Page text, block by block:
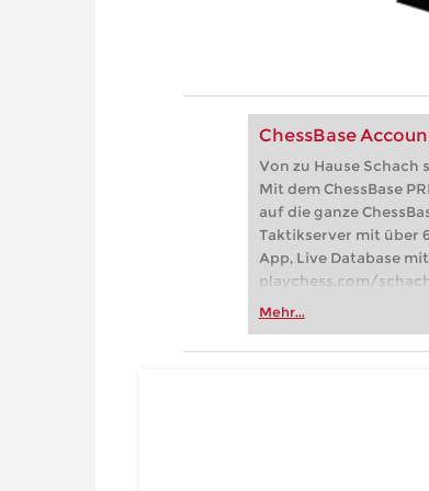
ChessBase
Von zu Hause
Mit dem ChessBase
auf die ganze
Taktikserver mit über
App, Live Database
playchess.com/
Mehr...